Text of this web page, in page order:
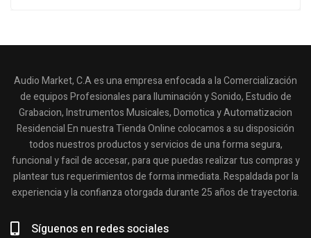
Audio Market, C.A es una empresa enfocada a la Comercialización
de equipos Profesionales para Iluminación y Sonido, Estudio de
Grabacion, Instrumentos Musicales, Domotica y Automatizacion
Residencial En nuestra Tienda Online colocamos a su disposición
todos nuestros productos y servicios de una forma segura,
funcional y facil de accesar, para que puedas realizar tus compras y
plantear tus requerimientos de forma inmediata. Respaldada por la
experiencia y la confianza otorgada durante 25 años de trayectoria.
Síguenos en redes sociales